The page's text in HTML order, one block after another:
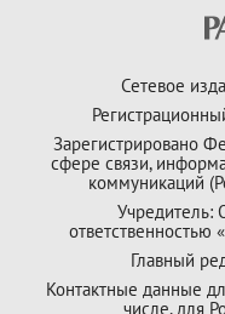
Сетевое
Зарегистрировано
сфере связи,
коммуникаций
Учредитель:
ответственностью
Главный
Контактные данные
числе, для